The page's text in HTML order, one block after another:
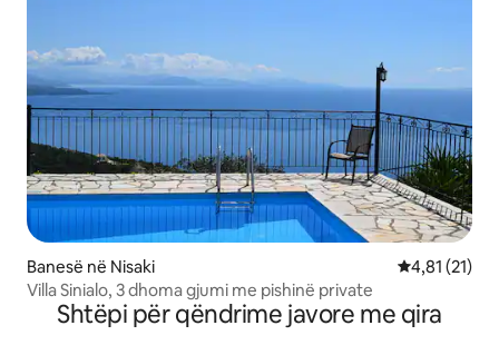
Banesë në Nisaki Vlerësimi
4,81 (21)
Villa Sinialo, 3 dhoma gjumi me pishinë private
Shtëpi për qëndrime javore me qira